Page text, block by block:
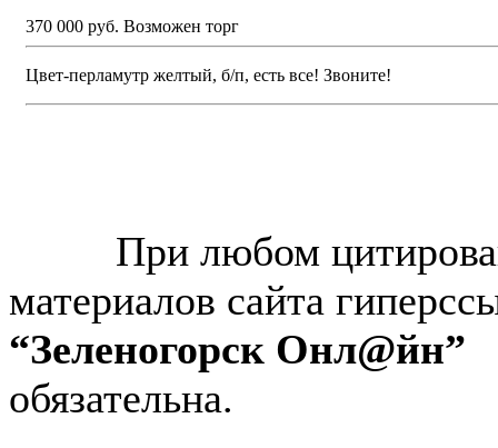
370 000 руб. Возможен торг
Цвет-перламутр желтый, б/п, есть все! Звоните!
При любом
материалов сайта
“Зеленогорск Онл@йн”
обязательна.